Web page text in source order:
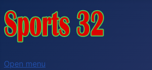
Open menu